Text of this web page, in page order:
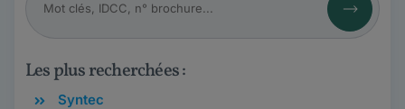
Les plus recherchées :
Syntec